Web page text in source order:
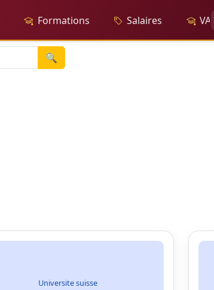
Formations Salaires VAE
🔍
Universite suisse